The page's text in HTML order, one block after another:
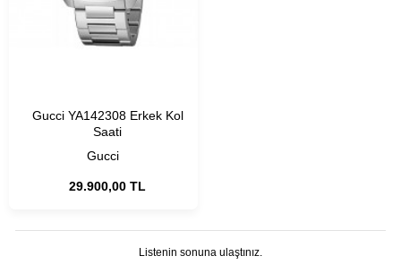
Gucci
Gucci YA142308 Erkek Kol
Saati
29.900,00 TL
Listenin sonuna ulaştınız.